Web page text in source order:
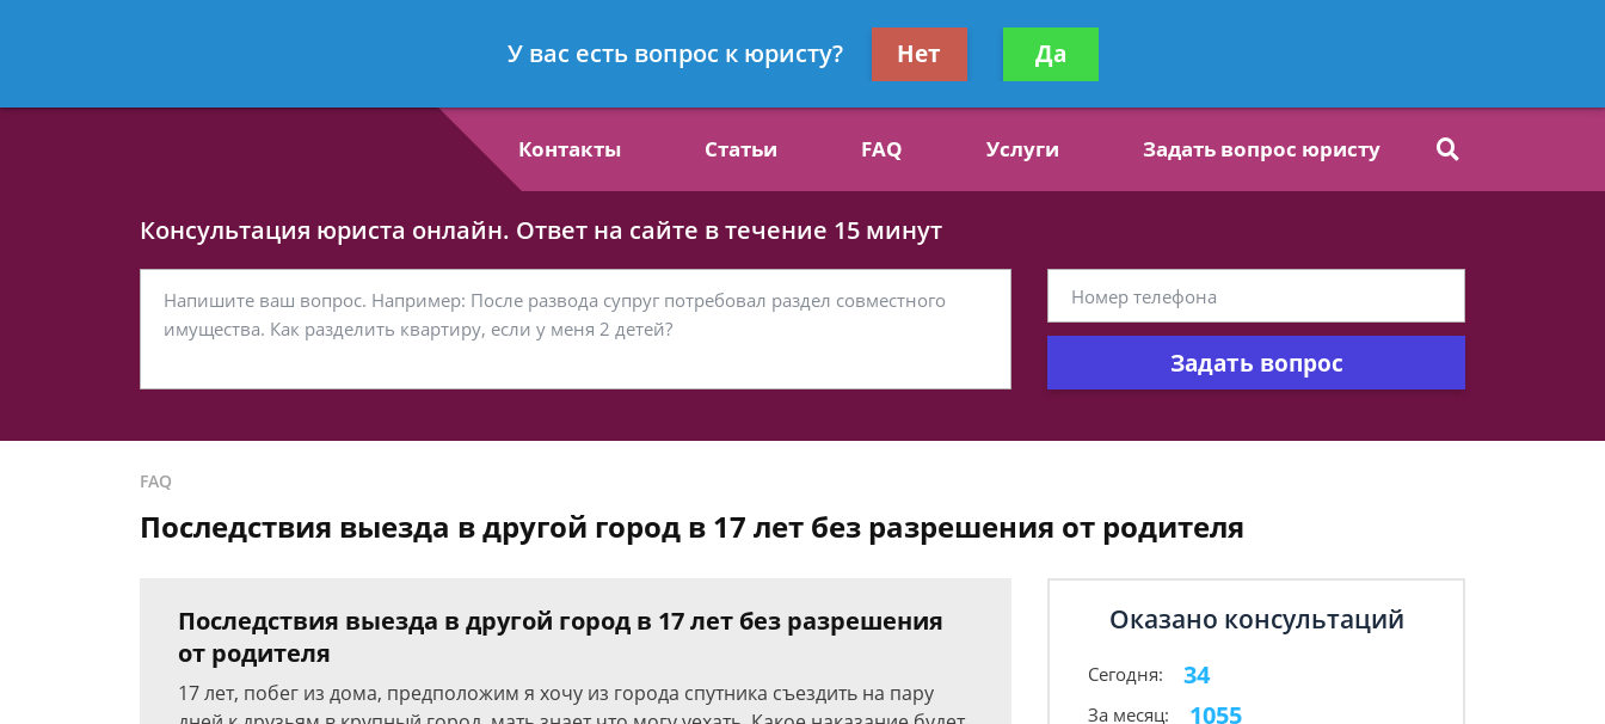
- Семейный юрист, специалист по алиментам
Получите консультацию
бесплатно
Контакты Статьи FAQ Услуги Задать вопрос юристу
Консультация юриста онлайн. Ответ на сайте в течение 15 минут
Задать вопрос
FAQ
Последствия выезда в другой город в 17 лет без разрешения от родителя
Последствия выезда в другой город в 17 лет без разрешения
от родителя
17 лет, побег из дома, предположим я хочу из города спутника съездить на пару
Оказано консультаций
Сегодня: 34
За месяц: 1055
У вас есть вопрос к юристу? Нет Да